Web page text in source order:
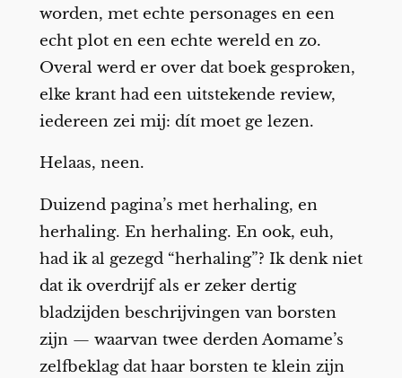
worden, met echte personages en een
echt plot en een echte wereld en zo.
Overal werd er over dat boek gesproken,
elke krant had een uitstekende review,
iedereen zei mij: dít moet ge lezen.
Helaas, neen.
Duizend pagina’s met herhaling, en
herhaling. En herhaling. En ook, euh,
had ik al gezegd “herhaling”? Ik denk niet
dat ik overdrijf als er zeker dertig
bladzijden beschrijvingen van borsten
zijn — waarvan twee derden Aomame’s
zelfbeklag dat haar borsten te klein zijn